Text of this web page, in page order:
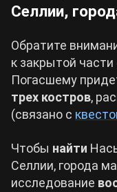
Селлии,
Обратите
к закрытой
Погасшему
трех костров,
(связано с
Чтобы найти
Селлии, города
исследование